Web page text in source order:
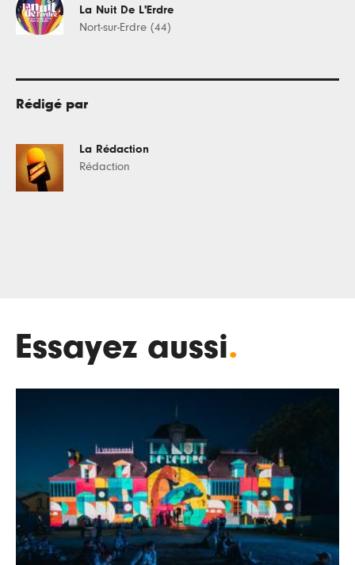
La Nuit De L'Erdre
Nort-sur-Erdre (44)
Rédigé par
La Rédaction
Rédaction
Essayez aussi.